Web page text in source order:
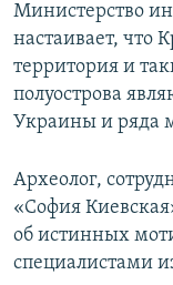
Министерство
настаивает, что
территория и
полуострова
Украины и ряда
Археолог,
«София
об истинных
специалистами